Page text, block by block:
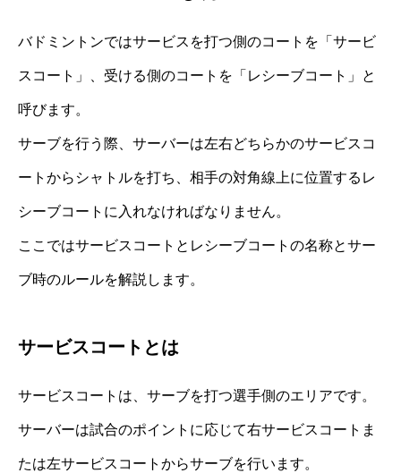
バドミントンではサービスを打つ側のコートを「サービ
スコート」、受ける側のコートを「レシーブコート」と
呼びます。
サーブを行う際、サーバーは左右どちらかのサービスコ
ートからシャトルを打ち、相手の対角線上に位置するレ
シーブコートに入れなければなりません。
ここではサービスコートとレシーブコートの名称とサー
ブ時のルールを解説します。
サービスコートとは
サービスコートは、サーブを打つ選手側のエリアです。
サーバーは試合のポイントに応じて右サービスコートま
たは左サービスコートからサーブを行います。